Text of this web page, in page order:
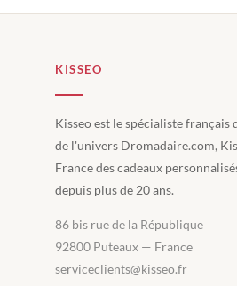
KISSEO
Kisseo est le spécialiste français
de l'univers Dromadaire.com,
France des cadeaux
depuis plus de 20 ans.
86 bis rue de la République
92800 Puteaux — France
serviceclients@kisseo.fr